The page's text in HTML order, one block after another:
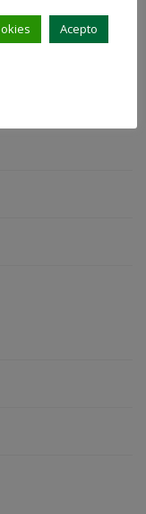
Acepto